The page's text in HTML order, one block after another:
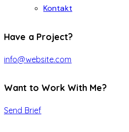
Kontakt
Have a Project?
info@website.com
Want to Work With Me?
Send Brief